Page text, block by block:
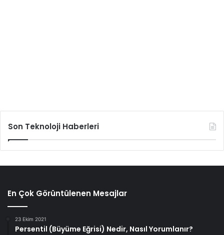
Son Teknoloji Haberleri
En Çok Görüntülenen Mesajlar
23 Ekim 2021
Persentil (Büyüme Eğrisi) Nedir, Nasıl Yorumlanır?